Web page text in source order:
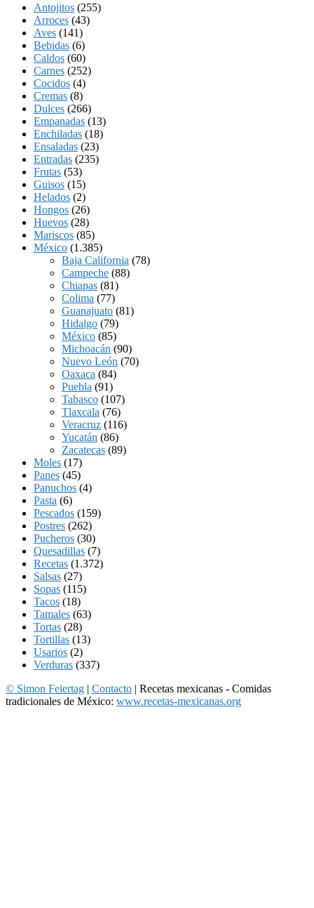
Antojitos (255)
Arroces (43)
Aves (141)
Bebidas (6)
Caldos (60)
Carnes (252)
Cocidos (4)
Cremas (8)
Dulces (266)
Empanadas (13)
Enchiladas (18)
Ensaladas (23)
Entradas (235)
Frutas (53)
Guisos (15)
Helados (2)
Hongos (26)
Huevos (28)
Mariscos (85)
México (1.385)
Baja California (78)
Campeche (88)
Chiapas (81)
Colima (77)
Guanajuato (81)
Hidalgo (79)
México (85)
Michoacán (90)
Nuevo León (70)
Oaxaca (84)
Puebla (91)
Tabasco (107)
Tlaxcala (76)
Veracruz (116)
Yucatán (86)
Zacatecas (89)
Moles (17)
Panes (45)
Panuchos (4)
Pasta (6)
Pescados (159)
Postres (262)
Pucheros (30)
Quesadillas (7)
Recetas (1.372)
Salsas (27)
Sopas (115)
Tacos (18)
Tamales (63)
Tortas (28)
Tortillas (13)
Usarios (2)
Verduras (337)
© Simon Feiertag | Contacto | Recetas mexicanas - Comidas
tradicionales de México: www.recetas-mexicanas.org